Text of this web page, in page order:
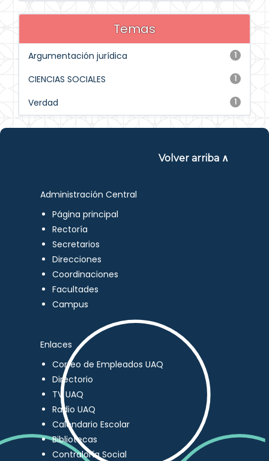
Temas
1
Argumentación jurídica
1
CIENCIAS SOCIALES
1
Verdad
Volver arriba ∧
Administración Central
Página principal
Rectoría
Secretarios
Direcciones
Coordinaciones
Facultades
Campus
Enlaces
Correo de Empleados UAQ
Directorio
TV UAQ
Radio UAQ
Calendario Escolar
Bibliotecas
Contraloría Social